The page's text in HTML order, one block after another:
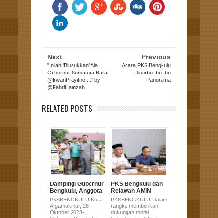
Next
"Inilah 'Blusukkan' Ala
Gubernur Sumatera Barat
@IrwanPrayitno...." by
@FahriHamzah
Previous
Acara PKS Bengkulu
Diserbu Ibu-Ibu
Panorama
RELATED POSTS
Dampingi Gubernur
Bengkulu, Anggota
DPRD Sujono Hadir
di Pembagian
Alsintan untuk
PKSBENGKULU-Kota
Argamakmur, 28
Oktober 2023-
PKS Bengkulu dan
Relawan AMIN
Serahkan Dukungan
Pasangan Anies-
Muhaimin Ke KPU
PKSBENGKULU-Dalam
rangka memberikan
dukungan moral